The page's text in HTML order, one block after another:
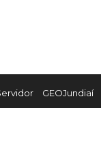
GEOJundiaí